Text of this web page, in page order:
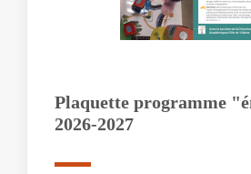
Plaquette programme
2026-2027